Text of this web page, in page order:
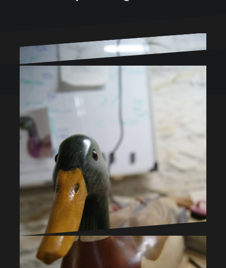
Réhabilitation d’une lampe en bronze
Pour en savoir plus sur les travaux en cours de
réalisation à l’atelier, cliquez sur le titre de l’article…
Lire la suite →
Atelier Lionel Fernandes / All rights reserved 2010